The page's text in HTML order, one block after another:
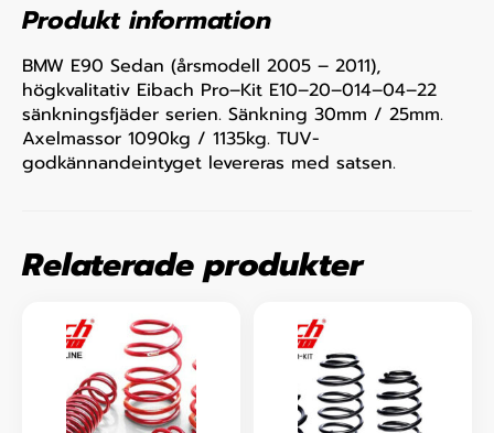
Produkt information
BMW E90 Sedan (årsmodell 2005 – 2011),
högkvalitativ Eibach Pro–Kit E10–20–014–04–22
sänkningsfjäder serien. Sänkning 30mm / 25mm.
Axelmassor 1090kg / 1135kg. TUV-
godkännandeintyget levereras med satsen.
Relaterade produkter